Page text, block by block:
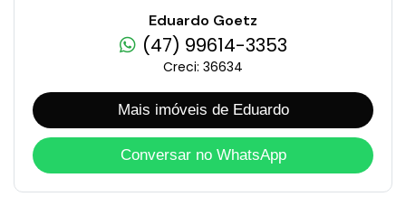
Eduardo Goetz
(47) 99614-3353
Creci: 36634
Mais imóveis de Eduardo
Conversar no WhatsApp